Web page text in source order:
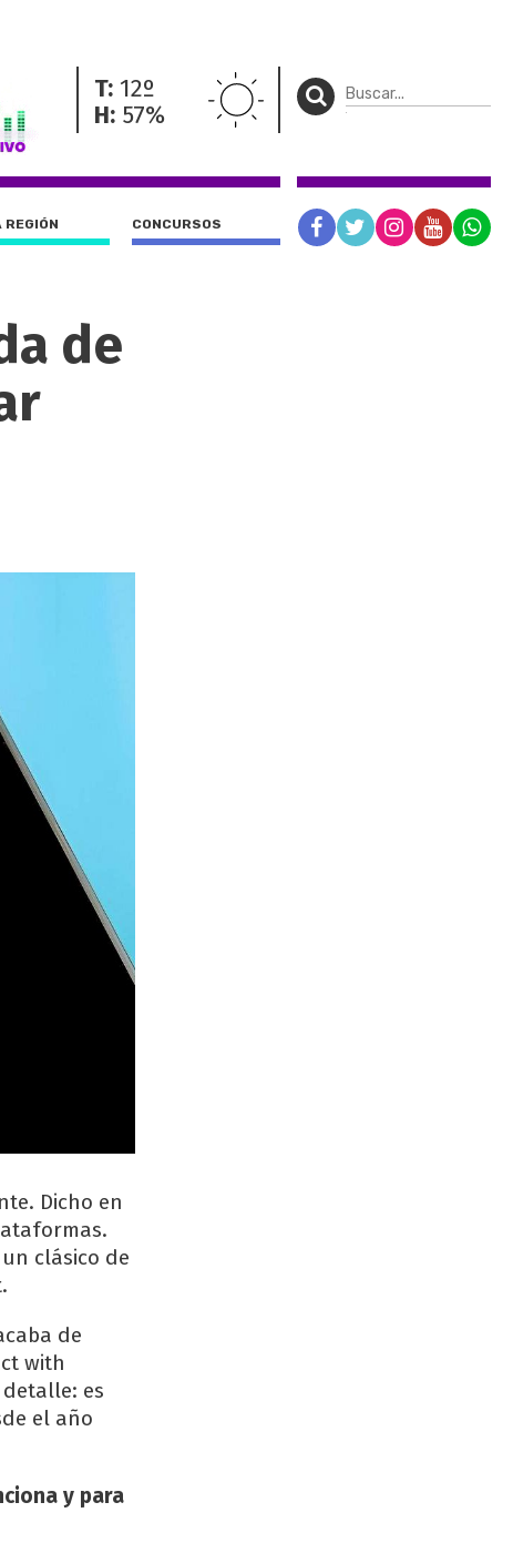
T: 12º
H: 57%
REGIÓN CONCURSOS
de
Dicho en
clásico de
de
with
es
el año
y para